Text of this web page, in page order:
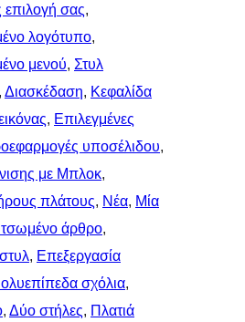
επιλογή σας
λογότυπο
μενού, Στυλ
, Διασκέδαση, Κεφαλίδα
, Επιλεγμένες
υποσέλιδου
με Μπλοκ
πλάτους, Νέα, Μία
άρθρo
, Επεξεργασία
σχόλια
, Δύο στήλες, Πλατιά